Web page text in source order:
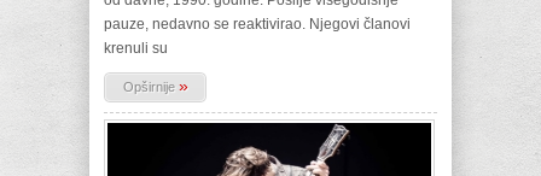
pauze, nedavno se reaktivirao. Njegovi članovi
krenuli su
Opširnije »